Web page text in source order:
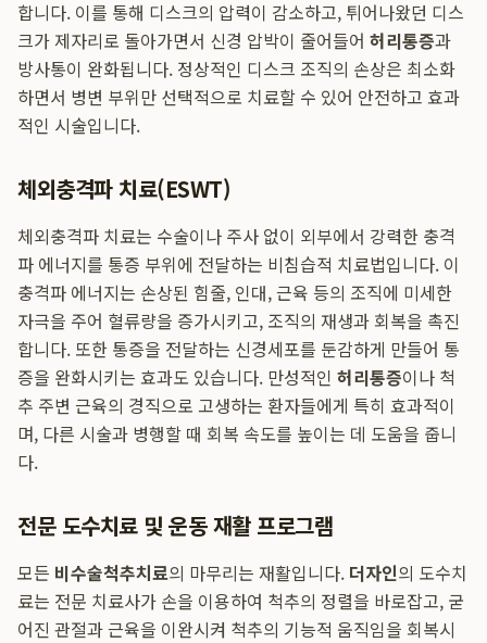
합니다. 이를 통해 디스크의 압력이 감소하고, 튀어나왔던 디스
크가 제자리로 돌아가면서 신경 압박이 줄어들어 허리통증과
방사통이 완화됩니다. 정상적인 디스크 조직의 손상은 최소화
하면서 병변 부위만 선택적으로 치료할 수 있어 안전하고 효과
적인 시술입니다.
체외충격파 치료(ESWT)
체외충격파 치료는 수술이나 주사 없이 외부에서 강력한 충격
파 에너지를 통증 부위에 전달하는 비침습적 치료법입니다. 이
충격파 에너지는 손상된 힘줄, 인대, 근육 등의 조직에 미세한
자극을 주어 혈류량을 증가시키고, 조직의 재생과 회복을 촉진
합니다. 또한 통증을 전달하는 신경세포를 둔감하게 만들어 통
증을 완화시키는 효과도 있습니다. 만성적인 허리통증이나 척
추 주변 근육의 경직으로 고생하는 환자들에게 특히 효과적이
며, 다른 시술과 병행할 때 회복 속도를 높이는 데 도움을 줍니
다.
전문 도수치료 및 운동 재활 프로그램
모든 비수술척추치료의 마무리는 재활입니다. 더자인의 도수치
료는 전문 치료사가 손을 이용하여 척추의 정렬을 바로잡고, 굳
어진 관절과 근육을 이완시켜 척추의 기능적 움직임을 회복시